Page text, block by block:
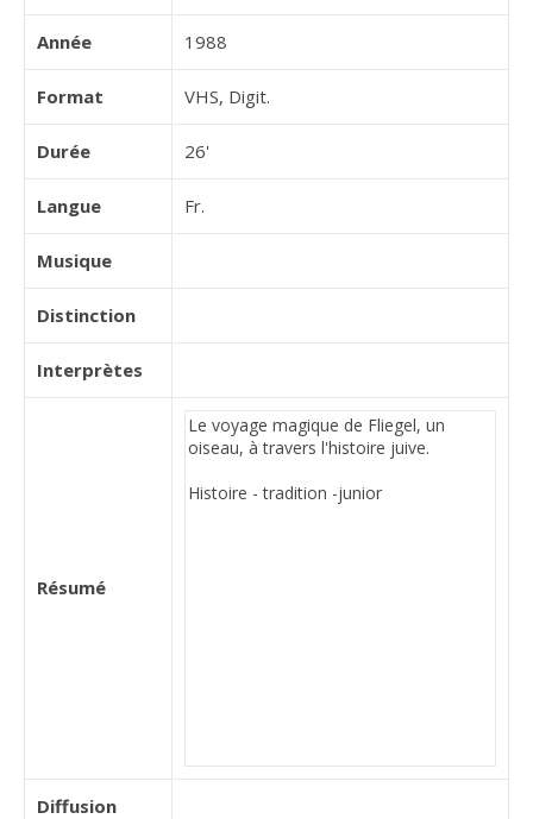
Année 1988
Format VHS, Digit.
Durée 26'
Langue Fr.
Musique
Distinction
Interprètes
Résumé
Diffusion